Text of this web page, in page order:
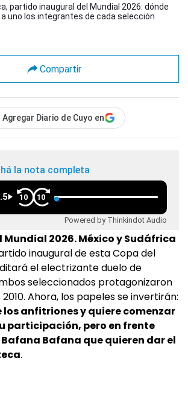
partido inaugural del Mundial 2026: dónde
uno los integrantes de cada selección
Compartir
Agregar Diario de Cuyo en
la nota completa
10 10
Powered by Thinkindot Audio
Mundial 2026. México y Sudáfrica
inaugural de esta Copa del
el electrizante duelo de
seleccionados protagonizaron
Ahora, los papeles se invertirán:
los anfitriones y quiere comenzar
participación, pero en frente
Bafana que quieren dar el
.